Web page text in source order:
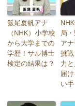
飯尾夏帆アナ
（NHK）小学校
から大学までの
学歴！サル博士
検定の結果は？
局
ア
挑
力
届
い手